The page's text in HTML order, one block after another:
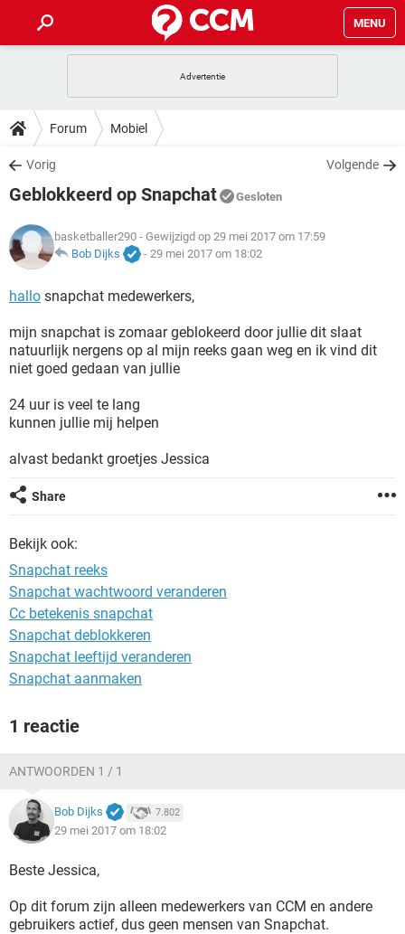
MENU
INSTAGRAM
NETFLIX
GRATIS SNAPCHAT
TIKTOK
HOW-TO
VIDEOBELLEN
GRATIS SNAPCHAT
TIKTOK
DOWNLOADS
VIDEOBELLEN GAMES
INSTAGRAM
NETFLIX CORONAVIRUS
GRATIS
VIDEOBELLEN GAMES
INSTAGRAM
NETFLIX
GRATIS SNAPCHAT
TIKTOK
ARTIKELEN
VIDEOBELLEN
NETFLIX CORONAVIRUS
GRATIS
TIKTOK
Forum Mobiel
Vorig Volgende
Geblokkeerd op Snapchat Gesloten
basketballer290 - Gewijzigd op 29 mei 2017 om 17:59
Bob Dijks
- 29 mei 2017 om 18:02
hallo snapchat medewerkers,
mijn snapchat is zomaar geblokeerd door jullie dit slaat
natuurlijk nergens op al mijn reeks gaan weg en ik vind dit
niet goed gedaan van jullie
24 uur is veel te lang
kunnen jullie mij helpen
alvast bedankt groetjes Jessica
Share
Bekijk ook:
Snapchat reeks
Snapchat wachtwoord veranderen
Cc betekenis snapchat
Snapchat deblokkeren
Snapchat leeftijd veranderen
Snapchat aanmaken
1 reactie
ANTWOORDEN 1 / 1
Bob Dijks 7.802
29 mei 2017 om 18:02
Beste Jessica,
Op dit forum zijn alleen medewerkers van CCM en andere
gebruikers actief, dus geen mensen van Snapchat.